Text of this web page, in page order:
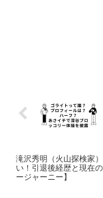
滝沢秀明（火山探検家
い！引退後経歴と現在
ージャーニー】